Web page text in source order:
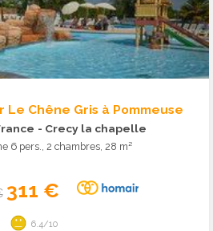
Le Chêne Gris à Pommeuse
- Crecy la chapelle
6 pers., 2 chambres, 28 m²
311 €
6.4/10